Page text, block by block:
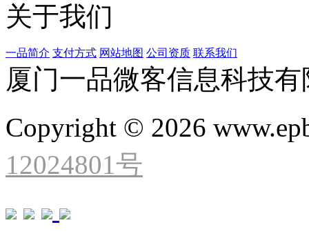
关于我们
一品简介 支付方式 网站地图 公司资质 联系我们
厦门一品微客信息科技
Copyright © 2026
12024801号